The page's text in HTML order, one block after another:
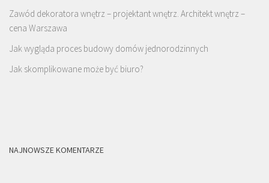
Zawód dekoratora wnętrz – projektant wnętrz. Architekt wnętrz –
cena Warszawa
Jak wygląda proces budowy domów jednorodzinnych
Jak skomplikowane może być biuro?
NAJNOWSZE KOMENTARZE